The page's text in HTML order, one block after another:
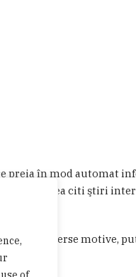
preia în mod automat
veţi putea citi ştiri
din diverse motive,